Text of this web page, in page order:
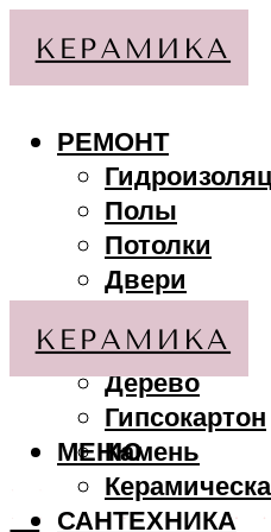
РЕМОНТ
Полы
Потолки
Двери
МАТЕРИАЛЫ
Дерево
Гипсокартон
Камень
САНТЕХНИКА
МЕНЮ